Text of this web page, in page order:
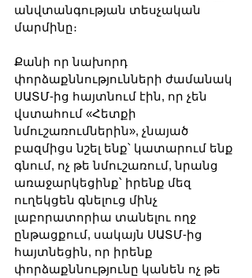
անվտանգության տեսչական
մարմինը։
Քանի որ նախորդ
փորձաքննությունների ժամանակ
ՍԱՏՄ-ից հայտնում էին, որ չեն
վստահում «Հետքի
նմուշառումներին», չնայած
բազմիցս նշել ենք՝ կատարում ենք
գնում, ոչ թե նմուշառում, նրանց
առաջարկեցինք՝ իրենք մեզ
ուղեկցեն գնելուց մինչ
լաբորատորիա տանելու ողջ
ընթացքում, սակայն ՍԱՏՄ-ից
հայտնեցին, որ իրենք
փորձաքննությունը կանեն ոչ թե